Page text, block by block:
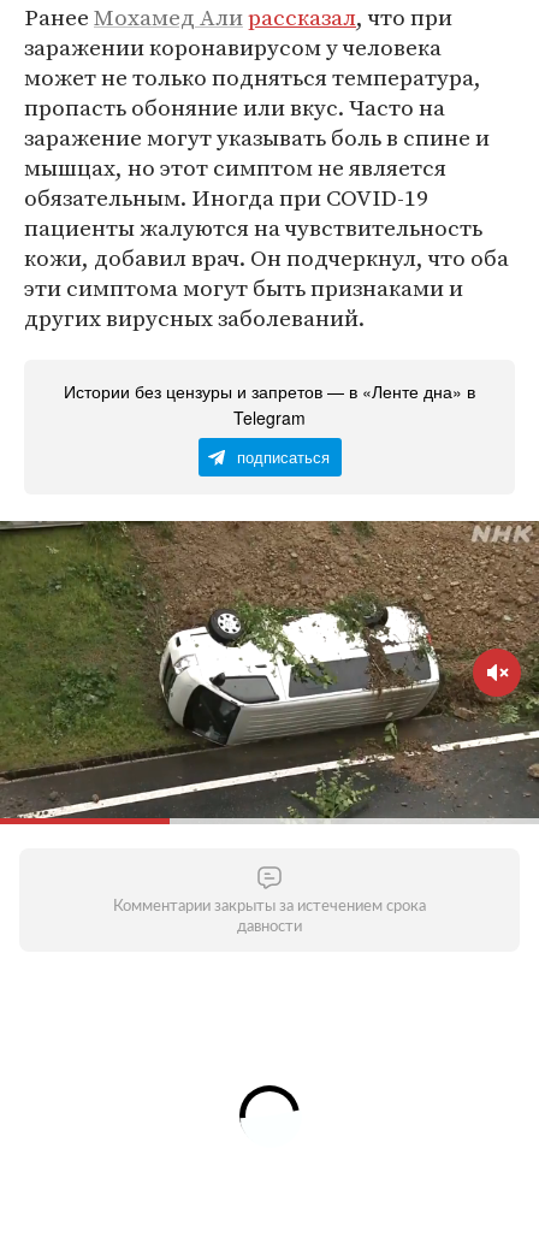
РанееМохамед Алирассказал, что при
заражении коронавирусом у человека
может не только подняться температура,
пропасть обоняние или вкус. Часто на
заражение могут указывать боль в спине и
мышцах, но этот симптом не является
обязательным. Иногда при COVID-19
пациенты жалуются на чувствительность
кожи, добавил врач. Он подчеркнул, что оба
эти симптома могут быть признаками и
других вирусных заболеваний.
Истории без цензуры и запретов — в «Ленте дна» в
Telegram
подписаться
Комментарии закрыты за истечением срока
давности